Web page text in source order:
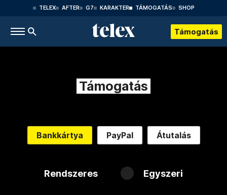
TELEX AFTER G7 KARAKTER TÁMOGATÁS SHOP
Támogatás
Támogatás
Bankkártya PayPal Átutalás
Rendszeres Egyszeri